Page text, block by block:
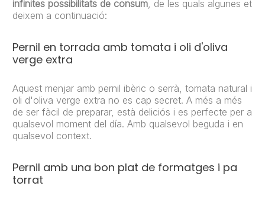
infinites possibilitats de consum, de les quals algunes et
deixem a continuació:
Pernil en torrada amb tomata i oli d'oliva
verge extra
Aquest menjar amb pernil ibèric o serrà, tomata natural i
oli d'oliva verge extra no es cap secret. A més a més
de ser fàcil de preparar, està deliciós i es perfecte per a
qualsevol moment del día. Amb qualsevol beguda i en
qualsevol context.
Pernil amb una bon plat de formatges i pa
torrat